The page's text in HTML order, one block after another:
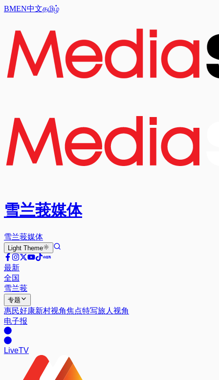
BMEN中文தமிழ்
雪兰莪媒体
雪兰莪媒体
Light Theme
最新
全国
雪兰莪
专题
惠民好康新村视角焦点特写旅人视角
电子报
LiveTV